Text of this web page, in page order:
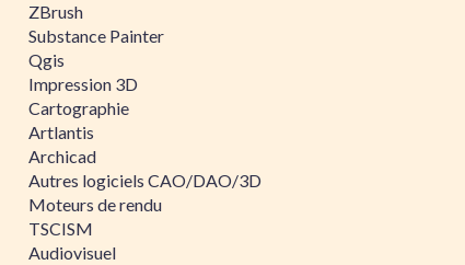
ZBrush
Substance Painter
Qgis
Impression 3D
Cartographie
Artlantis
Archicad
Autres logiciels CAO/DAO/3D
Moteurs de rendu
TSCISM
Audiovisuel